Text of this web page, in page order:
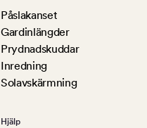
Påslakanset
Gardinlängder
Prydnadskuddar
Inredning
Solavskärmning
Hjälp